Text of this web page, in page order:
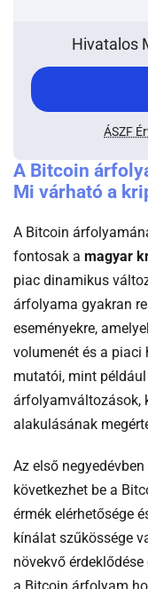
Hivatalos
ÁSZF
A Bitcoin
Mi várható a
A Bitcoin
fontosak a magyar
piac dinamikus
árfolyama gyakran
eseményekre,
volumenét és a piaci
mutatói, mint
árfolyamváltozások,
alakulásának
Az első
következhet be a
érmék elérhetősége
kínálat szűkössége
növekvő